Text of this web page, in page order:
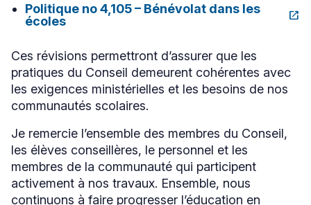
Politique no 4,105 – Bénévolat dans les
écoles
open_in_new
Ce
dans
une
nouvelle
fenêtre
Ces révisions permettront d’assurer que les
pratiques du Conseil demeurent cohérentes avec
les exigences ministérielles et les besoins de nos
communautés scolaires.
Je remercie l’ensemble des membres du Conseil,
les élèves conseillères, le personnel et les
membres de la communauté qui participent
activement à nos travaux. Ensemble, nous
continuons à faire progresser l’éducation en